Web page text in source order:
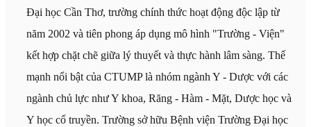
Đại học Cần Thơ, trường chính thức hoạt động độc lập từ
năm 2002 và tiên phong áp dụng mô hình "Trường - Viện"
kết hợp chặt chẽ giữa lý thuyết và thực hành lâm sàng. Thế
mạnh nổi bật của CTUMP là nhóm ngành Y - Dược với các
ngành chủ lực như Y khoa, Răng - Hàm - Mặt, Dược học và
Y học cổ truyền. Trường sở hữu Bệnh viện Trường Đại học